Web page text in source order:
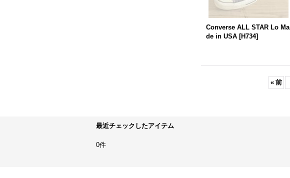
Converse ALL STAR Lo Ma
de in USA [H734]
« 前
最近チェックしたアイテム
0件